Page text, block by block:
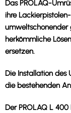
Das PROLAQ-
ihre
umweltschonender
herkömmliche
ersetzen.
Die Installation des
die bestehenden
Der PROLAQ L